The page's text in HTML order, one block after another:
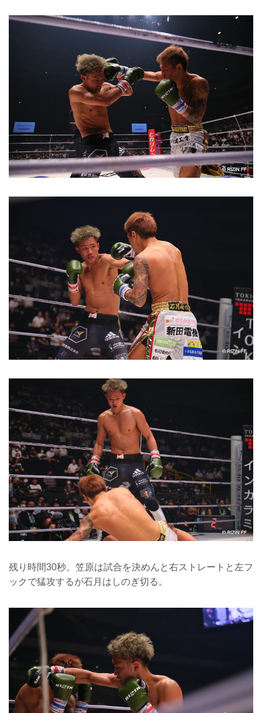
残り時間30秒。笠原は試合を決めんと右ストレートと左フ
ックで猛攻するが石月はしのぎ切る。